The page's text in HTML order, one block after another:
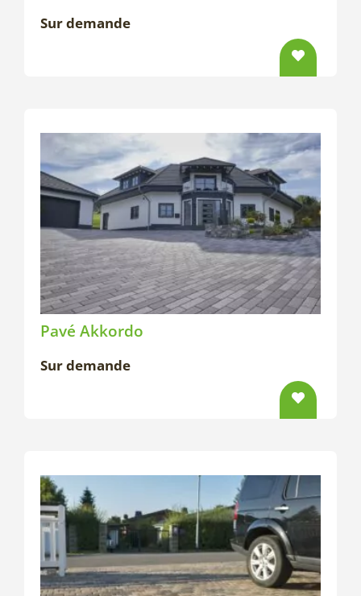
Sur demande
Pavé Akkordo
Sur demande